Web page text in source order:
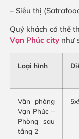
– Siêu thị
Quý khách có thể
Vạn Phúc city như
Loại hình
Văn phòng
Vạn Phúc –
Phòng sau
tầng 2